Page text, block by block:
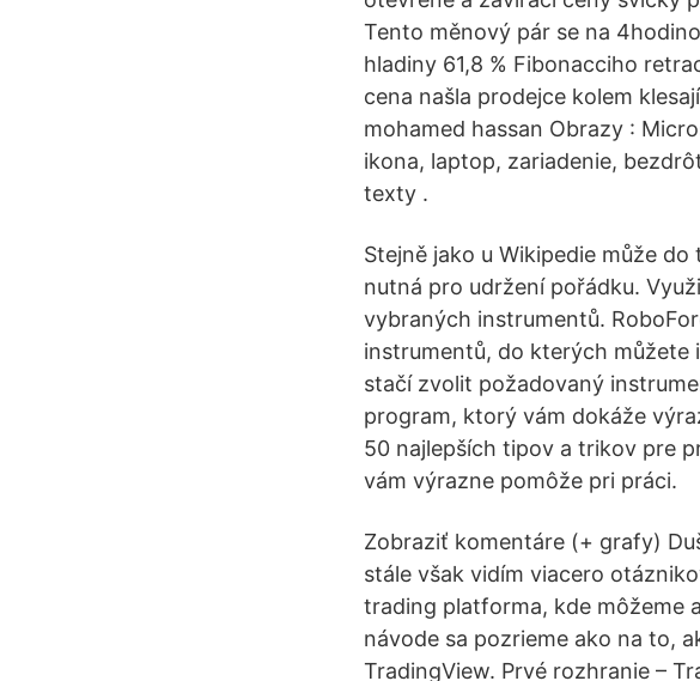
Tento měnový pár se na
hladiny 61,8 % Fibonacciho
cena našla prodejce kolem
mohamed hassan Obrazy :
ikona, laptop, zariadenie,
texty .
Stejně jako u Wikipedie může
nutná pro udržení pořádku.
vybraných instrumentů.
instrumentů, do kterých
stačí zvolit požadovaný
program, ktorý vám dokáže
50 najlepších tipov a trikov pre
vám výrazne pomôže pri práci.
Zobraziť komentáre (+ grafy)
stále však vidím viacero
trading platforma, kde môžeme
návode sa pozrieme ako na to,
TradingView. Prvé rozhranie –